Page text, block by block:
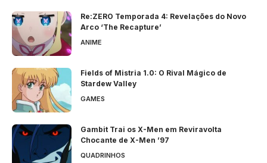
Re:ZERO Temporada 4: Revelações do Novo
Arco ‘The Recapture’
ANIME
Fields of Mistria 1.0: O Rival Mágico de
Stardew Valley
GAMES
Gambit Trai os X-Men em Reviravolta
Chocante de X-Men ’97
QUADRINHOS